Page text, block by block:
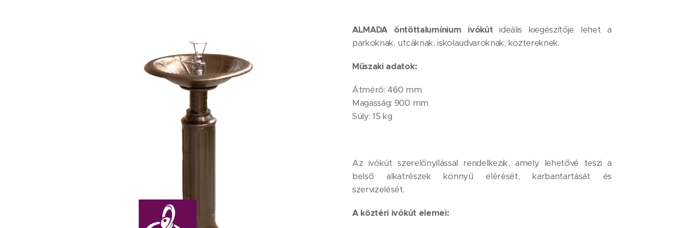
ALMADA öntöttalumínium ivókút ideális kiegészítője lehet a
parkoknak, utcáknak, iskolaudvaroknak, köztereknek.
Műszaki adatok:
Átmérő: 460 mm
Magasság: 900 mm
Súly: 15 kg
Az ivókút szerelőnyílással rendelkezik, amely lehetővé teszi a
belső alkatrészek könnyű elérését, karbantartását és
szervizelését.
A köztéri ivókút elemei: